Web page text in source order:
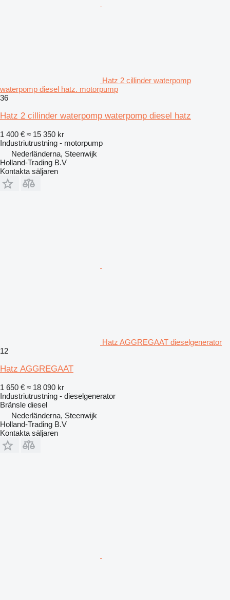
Hatz 2 cillinder waterpomp
waterpomp diesel hatz. motorpump
36
Hatz 2 cillinder waterpomp waterpomp diesel hatz
1 400 € ≈ 15 350 kr
Industriutrustning - motorpump
Nederländerna, Steenwijk
Holland-Trading B.V
Kontakta säljaren
Hatz AGGREGAAT dieselgenerator
12
Hatz AGGREGAAT
1 650 € ≈ 18 090 kr
Industriutrustning - dieselgenerator
Bränsle diesel
Nederländerna, Steenwijk
Holland-Trading B.V
Kontakta säljaren